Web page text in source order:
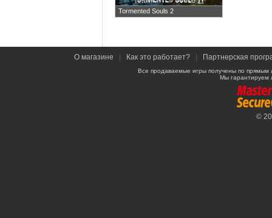
Tormented Souls 2
О магазине Как это работает? Партнерская
Все продаваемые игры получены по
Мы гарантируем
©